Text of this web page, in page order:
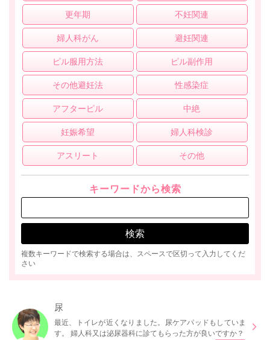
更年期 不妊関連
婦人科がん 避妊関連
ピル服用方法 ピル副作用
その他避妊法 性感染症
アフターピル 中絶
妊娠希望 婦人科検診
アスリート その他
キーワードから検索
複数キーワードで検索する場合は、スペースで区切って入力してくだ
さい
尿
最近、トイレが近くなりました。尿ケアパッドもしていま
す。 婦人科又は泌尿器科に診てもらった方が良いですか？